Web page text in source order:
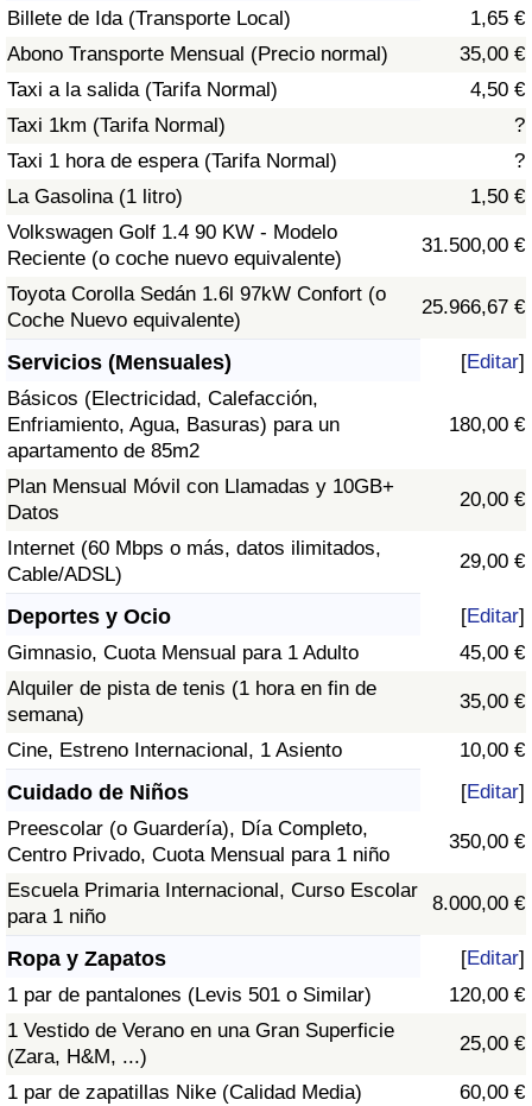
Billete de Ida (Transporte Local)
1,65 €
Abono Transporte Mensual (Precio normal)
35,00 €
Taxi a la salida (Tarifa Normal)
4,50 €
Taxi 1km (Tarifa Normal)
?
Taxi 1 hora de espera (Tarifa Normal)
?
La Gasolina (1 litro)
1,50 €
Volkswagen Golf 1.4 90 KW - Modelo
Reciente (o coche nuevo equivalente)
31.500,00 €
Toyota Corolla Sedán 1.6l 97kW Confort (o
Coche Nuevo equivalente)
25.966,67 €
Servicios (Mensuales) [Editar]
Básicos (Electricidad, Calefacción,
Enfriamiento, Agua, Basuras) para un
apartamento de 85m2
180,00 €
Plan Mensual Móvil con Llamadas y 10GB+
Datos
20,00 €
Internet (60 Mbps o más, datos ilimitados,
Cable/ADSL)
29,00 €
Deportes y Ocio [Editar]
Gimnasio, Cuota Mensual para 1 Adulto
45,00 €
Alquiler de pista de tenis (1 hora en fin de
semana)
35,00 €
Cine, Estreno Internacional, 1 Asiento 10,00 €
Cuidado de Niños [Editar]
Preescolar (o Guardería), Día Completo,
Centro Privado, Cuota Mensual para 1 niño
350,00 €
Escuela Primaria Internacional, Curso Escolar
para 1 niño
8.000,00 €
Ropa y Zapatos [Editar]
1 par de pantalones (Levis 501 o Similar)
120,00 €
1 Vestido de Verano en una Gran Superficie
(Zara, H&M, ...)
25,00 €
1 par de zapatillas Nike (Calidad Media)
60,00 €